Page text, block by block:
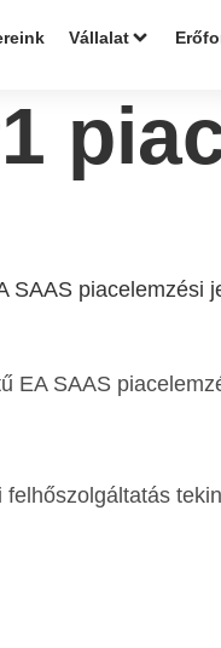
Vállalat
piacelemzési
SAAS